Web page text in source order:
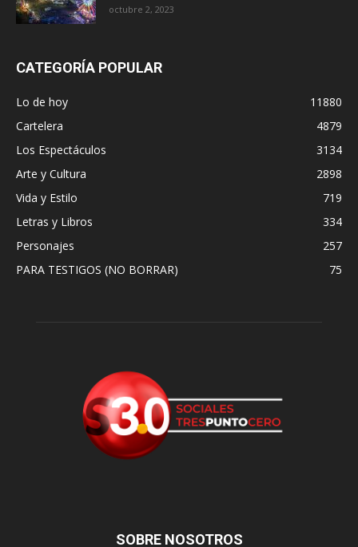
octubre 2, 2023
CATEGORÍA POPULAR
Lo de hoy
11880
Cartelera
4879
Los Espectáculos
3134
Arte y Cultura
2898
Vida y Estilo
719
Letras y Libros
334
Personajes
257
PARA TESTIGOS (NO BORRAR)
75
SOBRE NOSOTROS